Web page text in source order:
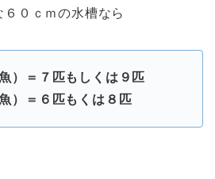
０ｃｍの水槽なら
）＝７匹もしくは９匹
）＝６匹もくは８匹